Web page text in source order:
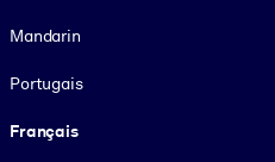
Mandarin
Portugais
Français